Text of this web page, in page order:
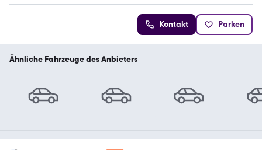
Kontakt Parken
Ähnliche Fahrzeuge des Anbieters